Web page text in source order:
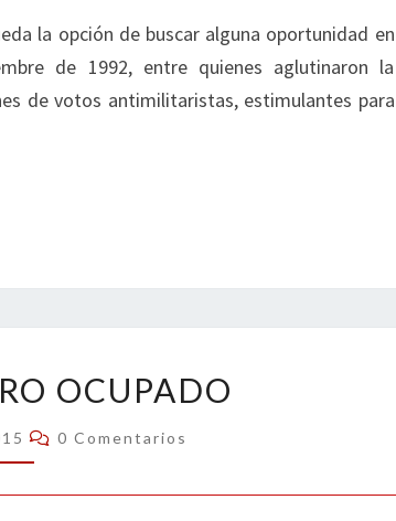
la opción de buscar alguna oportunidad en
de 1992, entre quienes aglutinaron la
de votos antimilitaristas, estimulantes para
CACHETERO
OCUPADO
OCUPADO
Comentarios
0 Comentarios